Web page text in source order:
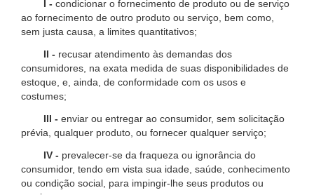
I - condicionar o fornecimento de produto ou de serviço
ao fornecimento de outro produto ou serviço, bem como,
sem justa causa, a limites quantitativos;
II - recusar atendimento às demandas dos
consumidores, na exata medida de suas disponibilidades de
estoque, e, ainda, de conformidade com os usos e
costumes;
III - enviar ou entregar ao consumidor, sem solicitação
prévia, qualquer produto, ou fornecer qualquer serviço;
IV - prevalecer-se da fraqueza ou ignorância do
consumidor, tendo em vista sua idade, saúde, conhecimento
ou condição social, para impingir-lhe seus produtos ou